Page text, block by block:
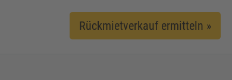
Rückmietverkauf ermitteln »